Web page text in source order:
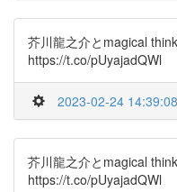
芥川龍之介とmagical
https://t.co/pUyajadQWl
2023-02-24 14:39:08
芥川龍之介とmagical
https://t.co/pUyajadQWl